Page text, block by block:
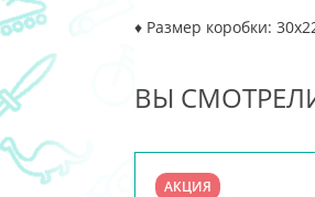
♦ Размер коробки:
ВЫ
АКЦИЯ